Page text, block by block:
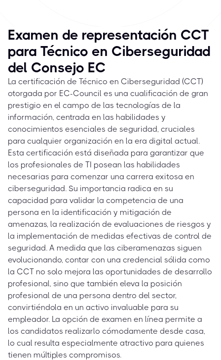
Examen de representación CCT
para Técnico en Ciberseguridad
del Consejo EC
La certificación de Técnico en Ciberseguridad (CCT)
otorgada por EC-Council es una cualificación de gran
prestigio en el campo de las tecnologías de la
información, centrada en las habilidades y
conocimientos esenciales de seguridad, cruciales
para cualquier organización en la era digital actual.
Esta certificación está diseñada para garantizar que
los profesionales de TI posean las habilidades
necesarias para comenzar una carrera exitosa en
ciberseguridad. Su importancia radica en su
capacidad para validar la competencia de una
persona en la identificación y mitigación de
amenazas, la realización de evaluaciones de riesgos y
la implementación de medidas efectivas de control de
seguridad. A medida que las ciberamenazas siguen
evolucionando, contar con una credencial sólida como
la CCT no solo mejora las oportunidades de desarrollo
profesional, sino que también eleva la posición
profesional de una persona dentro del sector,
convirtiéndola en un activo invaluable para su
empleador. La opción de examen en línea permite a
los candidatos realizarlo cómodamente desde casa,
lo cual resulta especialmente atractivo para quienes
tienen múltiples compromisos.